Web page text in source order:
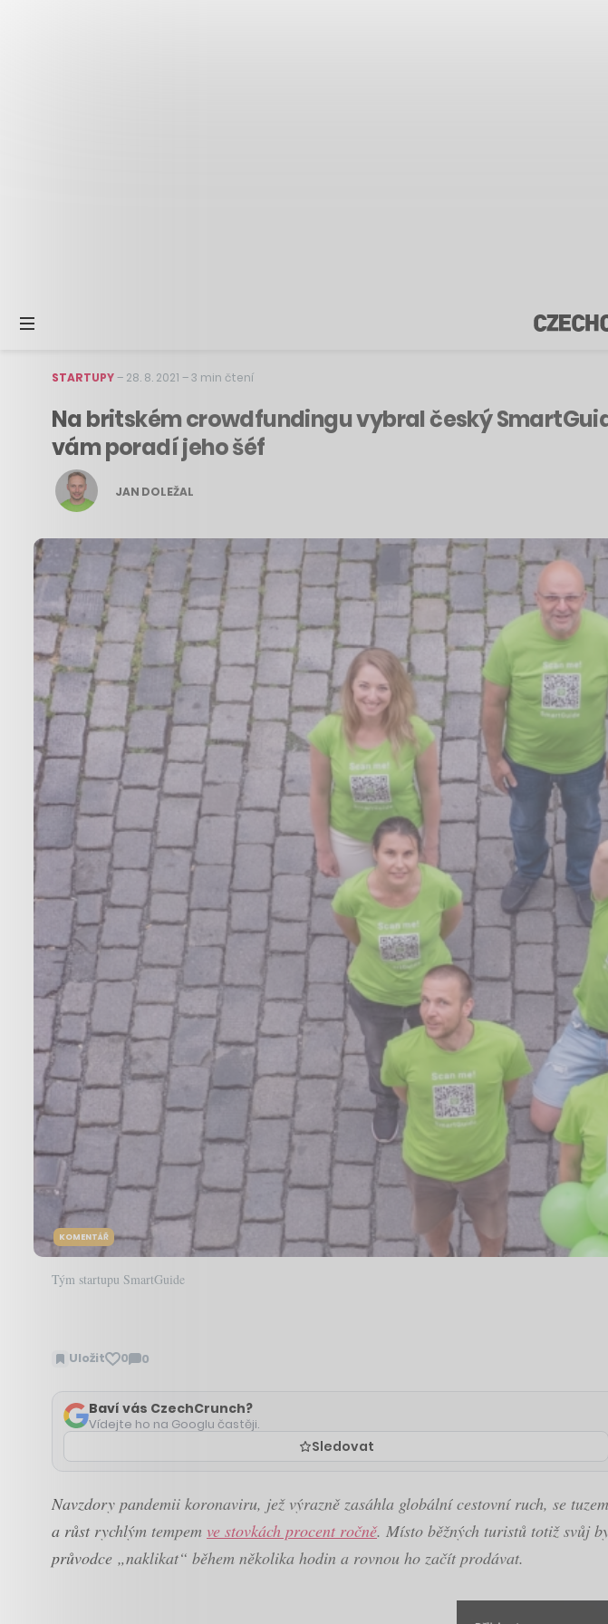
STARTUPY– 28. 8. 2021 –3 min čtení
Na britském crowdfundingu vybral český
vám poradí jeho šéf
JAN DOLEŽAL
KOMENTÁŘ
Tým startupu SmartGuide
Uložit 0 0
Zobrazit
Baví vás CzechCrunch?
Vídejte ho na Googlu častěji.
Sledovat
Navzdory pandemii koronaviru, jež výrazně zasáhla globální cestovní ruch, se
a růst rychlým tempem ve stovkách procent ročně. Místo běžných turistů totiž svůj
průvodce „naklikat“ během několika hodin a rovnou ho začít prodávat.